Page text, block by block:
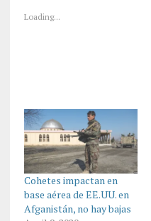
Loading...
Cohetes impactan en
base aérea de EE.UU. en
Afganistán, no hay bajas